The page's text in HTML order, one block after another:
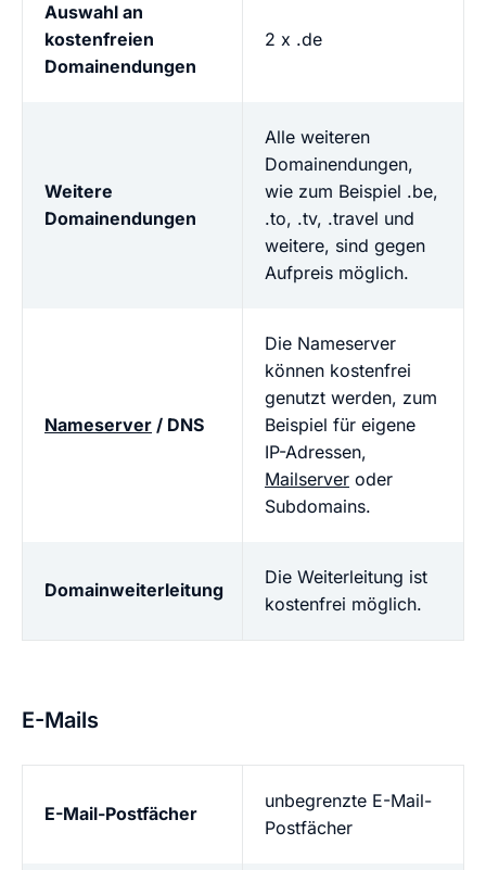
Auswahl an
kostenfreien
Domainendungen
2 x .de
Weitere
Domainendungen
Alle weiteren
Domainendungen,
wie zum Beispiel .be,
.to, .tv, .travel und
weitere, sind gegen
Aufpreis möglich.
Nameserver / DNS
Die Nameserver
können kostenfrei
genutzt werden, zum
Beispiel für eigene
IP-Adressen,
Mailserver oder
Subdomains.
Domainweiterleitung
Die Weiterleitung ist
kostenfrei möglich.
E-Mails
E-Mail-Postfächer
unbegrenzte E-Mail-
Postfächer